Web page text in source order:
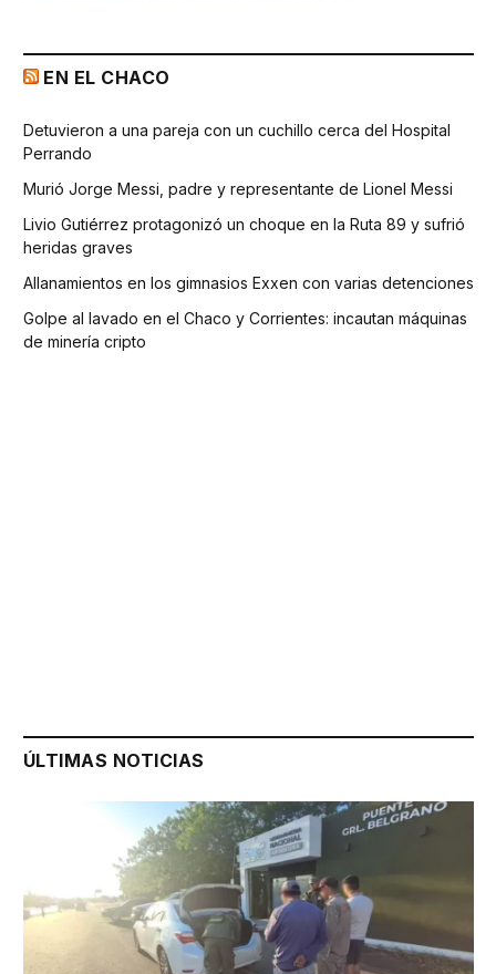
EN EL CHACO
Detuvieron a una pareja con un cuchillo cerca del Hospital
Perrando
Murió Jorge Messi, padre y representante de Lionel Messi
Livio Gutiérrez protagonizó un choque en la Ruta 89 y sufrió
heridas graves
Allanamientos en los gimnasios Exxen con varias detenciones
Golpe al lavado en el Chaco y Corrientes: incautan máquinas
de minería cripto
ÚLTIMAS NOTICIAS